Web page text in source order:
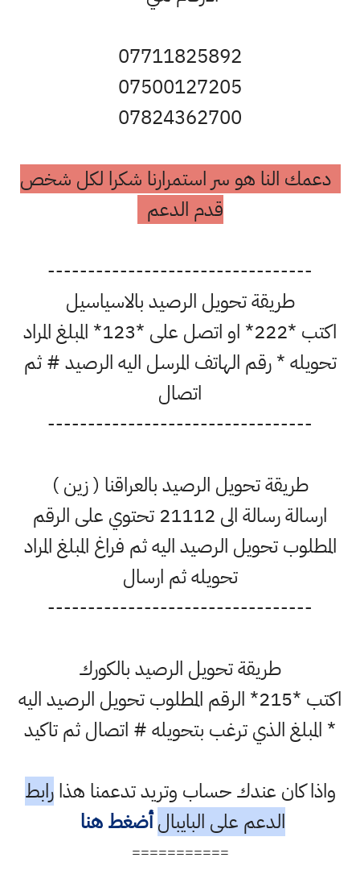
07711825892
07500127205
07824362700
دعمك النا هو سر استمرارنا شكرا لكل شخص
قدم الدعم
---------------------------------
طريقة تحويل الرصيد بالاسياسيل
اكتب *222* او اتصل على *123* المبلغ المراد
تحويله * رقم الهاتف المرسل اليه الرصيد # ثم
اتصال
---------------------------------
طريقة تحويل الرصيد بالعراقنا ( زين )
ارسالة رسالة الى 21112 تحتوي على الرقم
المطلوب تحويل الرصيد اليه ثم فراغ المبلغ المراد
تحويله ثم ارسال
---------------------------------
طريقة تحويل الرصيد بالكورك
اكتب *215* الرقم المطلوب تحويل الرصيد اليه
* المبلغ الذي ترغب بتحويله # اتصال ثم تاكيد
واذا كان عندك حساب وتريد تدعمنا هذارابط
الدعم على البايبال أضغط هنا
===========